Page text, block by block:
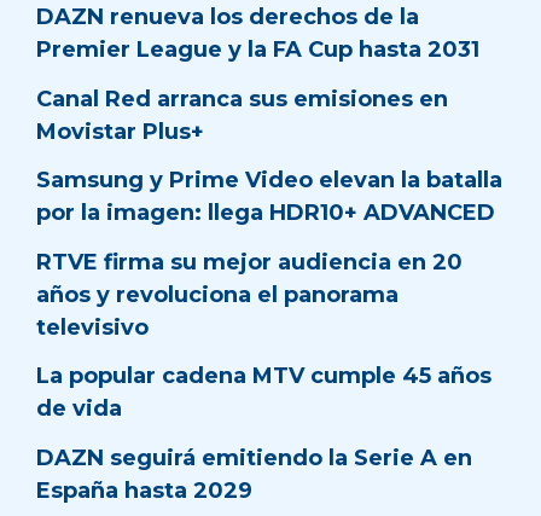
DAZN renueva los derechos de la
Premier League y la FA Cup hasta 2031
Canal Red arranca sus emisiones en
Movistar Plus+
Samsung y Prime Video elevan la batalla
por la imagen: llega HDR10+ ADVANCED
RTVE firma su mejor audiencia en 20
años y revoluciona el panorama
televisivo
La popular cadena MTV cumple 45 años
de vida
DAZN seguirá emitiendo la Serie A en
España hasta 2029